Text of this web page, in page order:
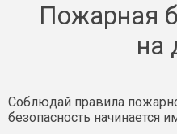
Онлайн-тренажеры
Пожарная
на
Соблюдай правила
безопасность начинается